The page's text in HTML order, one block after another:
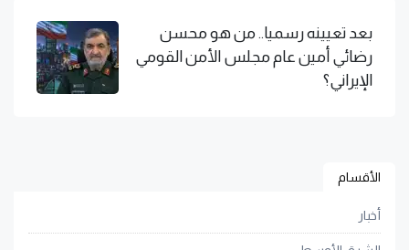
بعد تعيينه رسميا.. من هو محسن
رضائي أمين عام مجلس الأمن القومي
الإيراني؟
الأقسام
أخبار